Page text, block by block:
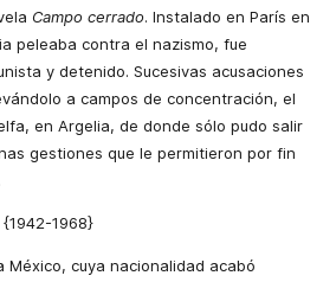
Campo cerrado. Instalado en París en
peleaba contra el nazismo, fue
y detenido. Sucesivas acusaciones
a campos de concentración, el
en Argelia, de donde sólo pudo salir
gestiones que le permitieron por fin
{1942-1968}
México, cuya nacionalidad acabó